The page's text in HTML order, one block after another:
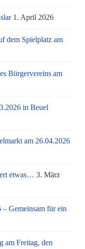
1. April 2026
dem Spielplatz am
Bürgervereins am
in Beuel
am 26.04.2026
etwas… 3. März
Gemeinsam für ein
am Freitag, den